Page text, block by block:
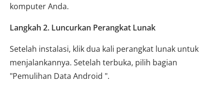
komputer Anda.
Langkah 2. Luncurkan Perangkat Lunak
Setelah instalasi, klik dua kali perangkat lunak untuk
menjalankannya. Setelah terbuka, pilih bagian
"Pemulihan Data Android ".